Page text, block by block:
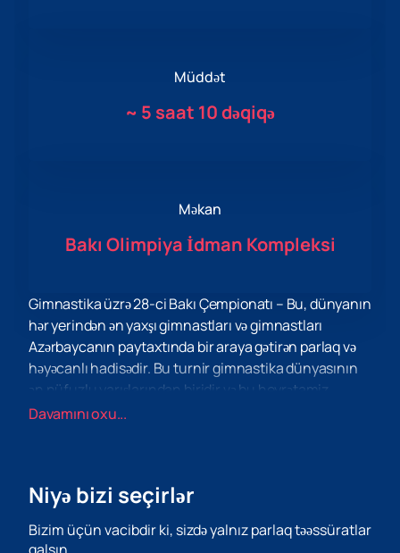
Müddət
~ 5 saat 10 dəqiqə
Məkan
Bakı Olimpiya İdman Kompleksi
Gimnastika üzrə 28-ci Bakı Çempionatı – Bu, dünyanın
hər yerindən ən yaxşı gimnastları və gimnastları
Azərbaycanın paytaxtında bir araya gətirən parlaq və
həyəcanlı hadisədir. Bu turnir gimnastika dünyasının
ən nüfuzlu yarışlarından biridir və bu heyrətamiz
idman növünün çoxlu tamaşaçı və həvəskarlarını cəlb
zəriflik və xarizma nümayiş etdirmək imkanı verir.
qədər müxtəlif yaş kateqoriyalarından olan gimnastlar
Davamını oxu...
Niyə bizi seçirlər
Bizim üçün vacibdir ki, sizdə yalnız parlaq təəssüratlar